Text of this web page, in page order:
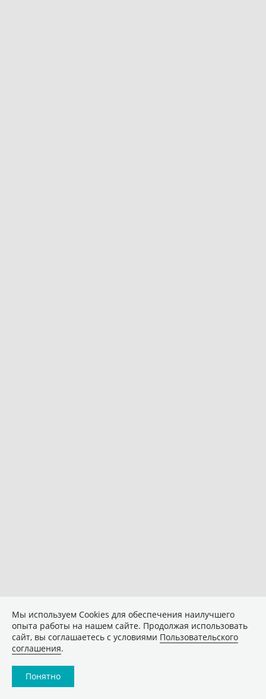
Мы используем Сookies для обеспечения наилучшего
опыта работы на нашем сайте. Продолжая использовать
сайт, вы соглашаетесь с условиями Пользовательского
соглашения.
Понятно